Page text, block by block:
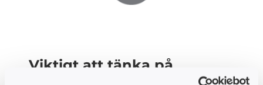
Viktigt att tänka på
Dina personuppgifter kommer att kontrolleras mot